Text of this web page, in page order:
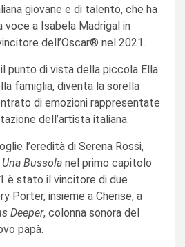
giovane e di talento, che ha
a Isabela Madrigal in
dell’Oscar® nel 2021.
punto di vista della piccola Ella
famiglia, diventa la sorella
di emozioni rappresentate
dell’artista italiana.
l’eredità di Serena Rossi,
Bussola nel primo capitolo
è stato il vincitore di due
Porter, insieme a Cherise, a
Deeper, colonna sonora del
papà.